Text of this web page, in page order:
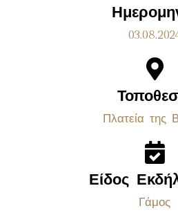
Πλατεία της
Είδος
Γάμος